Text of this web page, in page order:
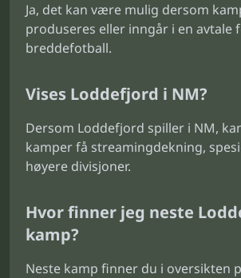
Ja, det kan være mulig dersom
produseres eller inngår i en avtale
breddefotball.
Vises Loddefjord i NM?
Dersom Loddefjord spiller i NM,
kamper få streamingdekning,
høyere divisjoner.
Hvor finner jeg neste
kamp?
Neste kamp finner du i oversikten